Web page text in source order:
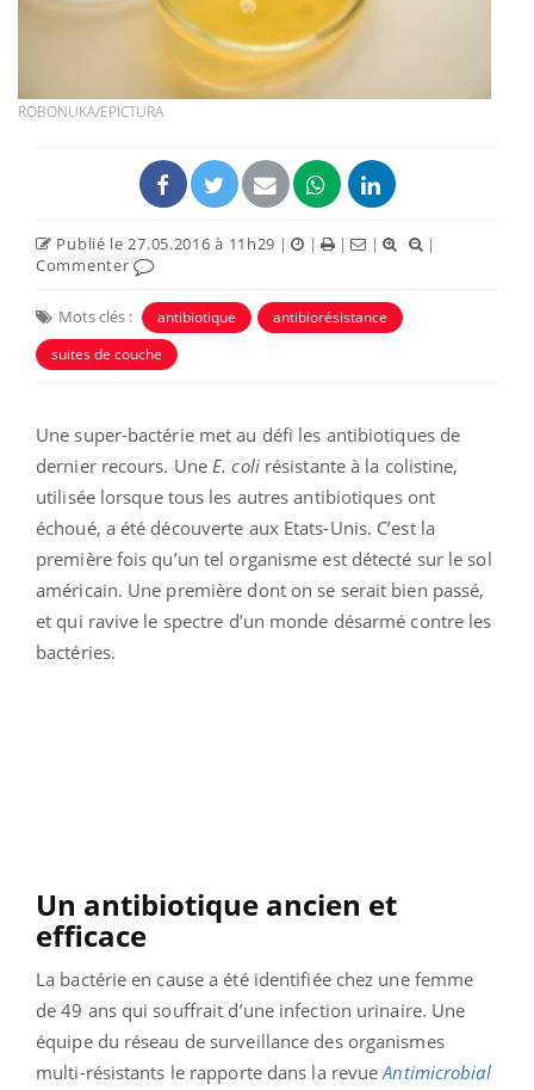
ROBONUKA/EPICTURA
Publié le 27.05.2016 à 11h29 | | | |
|
Commenter
Mots clés : antibiotique
antibiorésistance
suites de couche
Une super-bactérie met au défi les antibiotiques de
dernier recours. UneE. coli résistante à la colistine,
utilisée lorsque tous les autres antibiotiques ont
échoué, a été découverte aux Etats-Unis. C’est la
première fois qu’un tel organisme est détecté sur le sol
américain. Une première dont on se serait bien passé,
et qui ravive le spectre d’un monde désarmé contre les
bactéries.
Un antibiotique ancien et
efficace
La bactérie en cause a été identifiée chez une femme
de 49 ans qui souffrait d’une infection urinaire. Une
équipe du réseau de surveillance des organismes
multi-résistants le rapporte dans la revueAntimicrobial